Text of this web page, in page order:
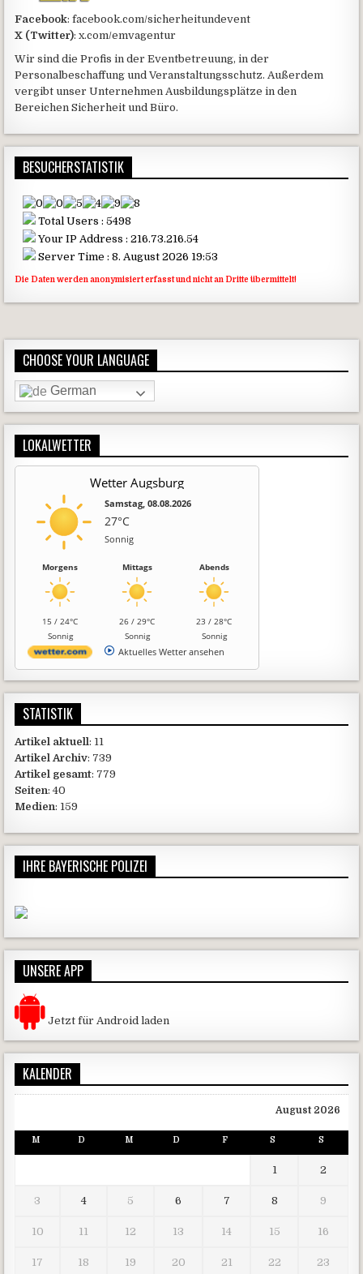
Facebook: facebook.com/sicherheitundevent
X (Twitter): x.com/emvagentur
Wir sind die Profis in der Eventbetreuung, in der
Personalbeschaffung und Veranstaltungsschutz. Außerdem
vergibt unser Unternehmen Ausbildungsplätze in den
Bereichen Sicherheit und Büro.
BESUCHERSTATISTIK
Total Users : 5498
Your IP Address : 216.73.216.54
Server Time : 8. August 2026 19:53
Die Daten werden anonymisiert erfasst und nicht an Dritte übermittelt!
CHOOSE YOUR LANGUAGE
German
LOKALWETTER
Wetter Augsburg
Samstag, 08.08.2026
27°C
Sonnig
Morgens
15 / 24°C
Sonnig
Mittags
26 / 29°C
Sonnig
Abends
23 / 28°C
Sonnig
Aktuelles Wetter ansehen
STATISTIK
Artikel aktuell: 11
Artikel Archiv: 739
Artikel gesamt: 779
Seiten: 40
Medien: 159
IHRE BAYERISCHE POLIZEI
UNSERE APP
Jetzt für Android laden
KALENDER
August 2026
M D M D F S S
1 2
3 4 5 6 7 8 9
10 11 12 13 14 15 16
17 18 19 20 21 22 23